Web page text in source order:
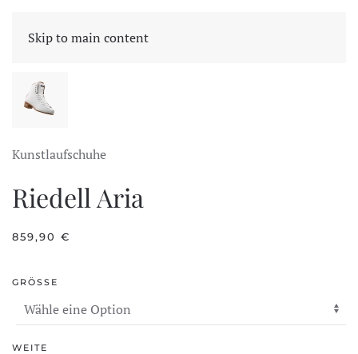
Skip to main content
Kunstlaufschuhe
Riedell Aria
859,90 €
GRÖSSE
WEITE